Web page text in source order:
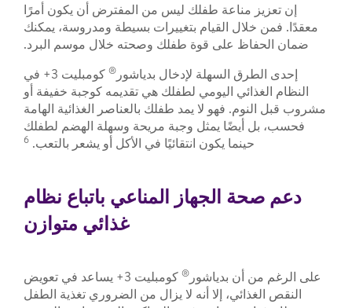
إن تعزيز مناعة طفلك ليس من المفترض أن يكون أمرًا
معقدًا. فمن خلال القيام بتغييرات بسيطة ومدروسة، يمكنك
ضمان الحفاظ على قوة طفلك وصحته خلال موسم البرد.
إحدى الطرق السهلة لإدخال بدياشور ®
كومبليت 3+ في
النظام الغذائي اليومي لطفلك هي تقديمه كوجبة خفيفة أو
مشروب قبل النوم. فهو لا يمد طفلك بالعناصر الغذائية الهامة
فحسب، بل أيضًا يمثل وجبة مريحة وسهلة الهضم لطفلك
حينما يكون انتقائيًا في الأكل أو يشعر بالتعب. 6
دعم صحة الجهاز المناعي باتباع نظام
غذائي متوازن
على الرغم من أن بدياشور ®
كومبليت 3+ يساعد في تعويض
النقص الغذائي، إلا أنه لا يزال من الضروري تغذية الطفل